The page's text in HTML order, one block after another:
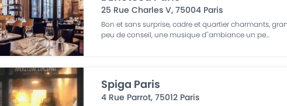
25 Rue Charles V,75004 Paris
Bon et sans surprise, cadre et quartier charmants,
peu de conseil, une musique d''ambiance un pe...
Spiga Paris
4 Rue Parrot,75012 Paris